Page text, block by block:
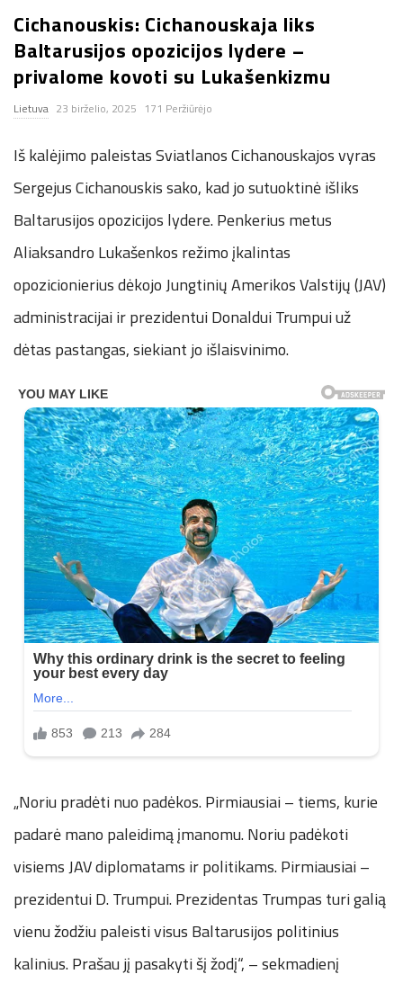
n
.
n
e
t
Cichanouskis: Cichanouskaja liks
Baltarusijos opozicijos lydere –
privalome kovoti su Lukašenkizmu
Lietuva 23 birželio, 2025 171 Peržiūrėjo
Iš kalėjimo paleistas Sviatlanos Cichanouskajos vyras
Sergejus Cichanouskis sako, kad jo sutuoktinė išliks
Baltarusijos opozicijos lydere. Penkerius metus
Aliaksandro Lukašenkos režimo įkalintas
opozicionierius dėkojo Jungtinių Amerikos Valstijų (JAV)
administracijai ir prezidentui Donaldui Trumpui už
dėtas pastangas, siekiant jo išlaisvinimo.
„Noriu pradėti nuo padėkos. Pirmiausiai – tiems, kurie
padarė mano paleidimą įmanomu. Noriu padėkoti
visiems JAV diplomatams ir politikams. Pirmiausiai –
prezidentui D. Trumpui. Prezidentas Trumpas turi galią
vienu žodžiu paleisti visus Baltarusijos politinius
kalinius. Prašau jį pasakyti šį žodį“, – sekmadienį